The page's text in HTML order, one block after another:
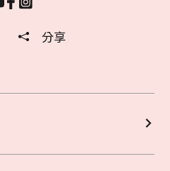
分享